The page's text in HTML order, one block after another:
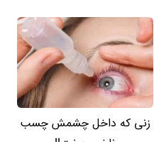
زنی که داخل چشمش چسب